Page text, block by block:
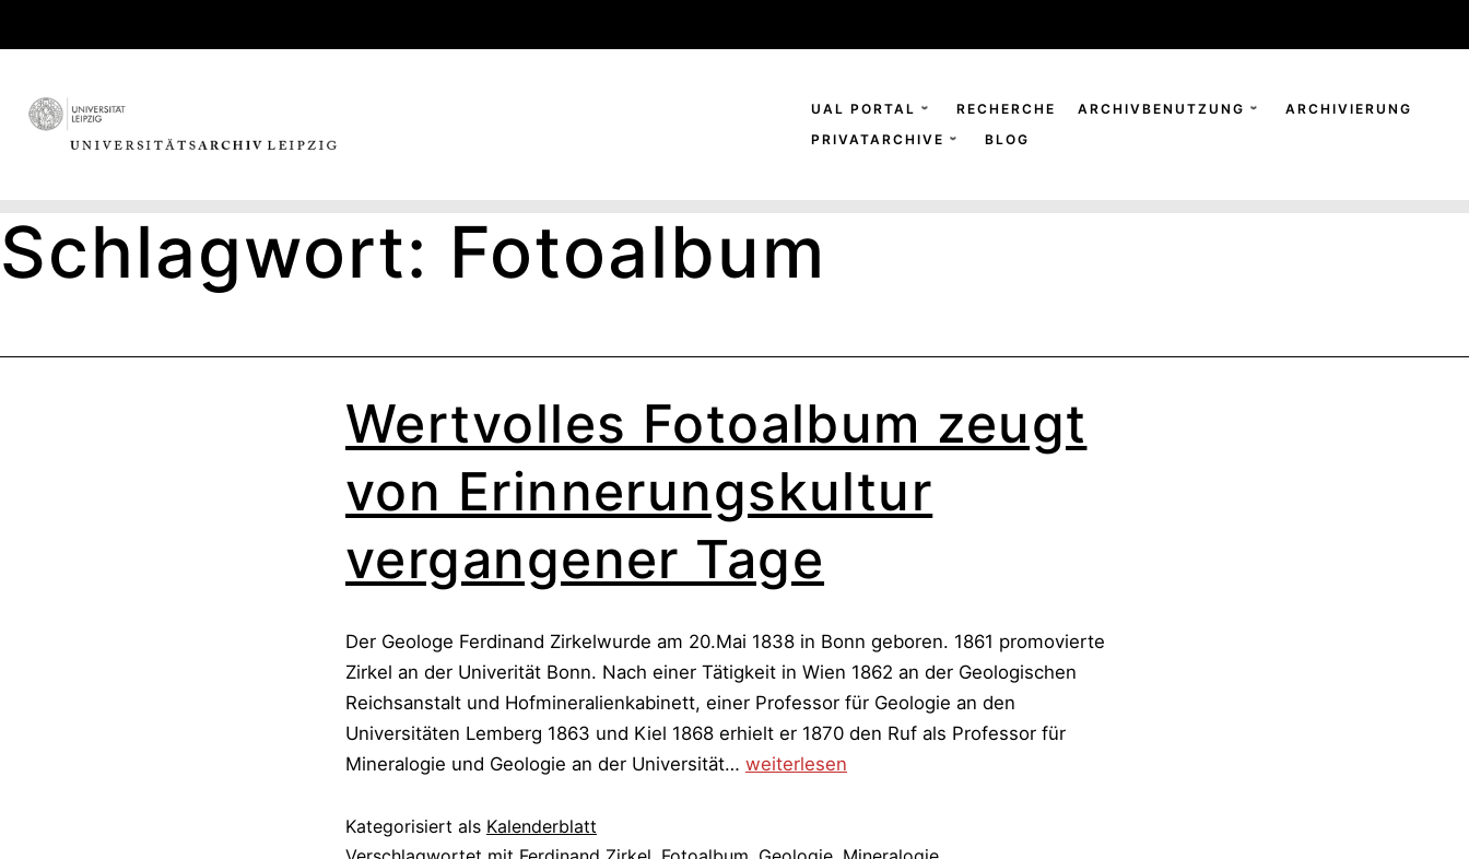
to
UAL PORTAL RECHERCHE ARCHIVBENUTZUNG
ARCHIVIERUNG
PRIVATARCHIVE
BLOG
Schlagwort: Fotoalbum
Wertvolles Fotoalbum zeugt
von Erinnerungskultur
vergangener Tage
Der Geologe Ferdinand Zirkelwurde am 20.Mai 1838 in Bonn geboren. 1861 promovierte
Zirkel an der Univerität Bonn. Nach einer Tätigkeit in Wien 1862 an der Geologischen
Reichsanstalt und Hofmineralienkabinett, einer Professor für Geologie an den
Universitäten Lemberg 1863 und Kiel 1868 erhielt er 1870 den Ruf als Professor für
Mineralogie und Geologie an der Universität… Wertvolles
weiterlesen
Kategorisiert als Kalenderblatt